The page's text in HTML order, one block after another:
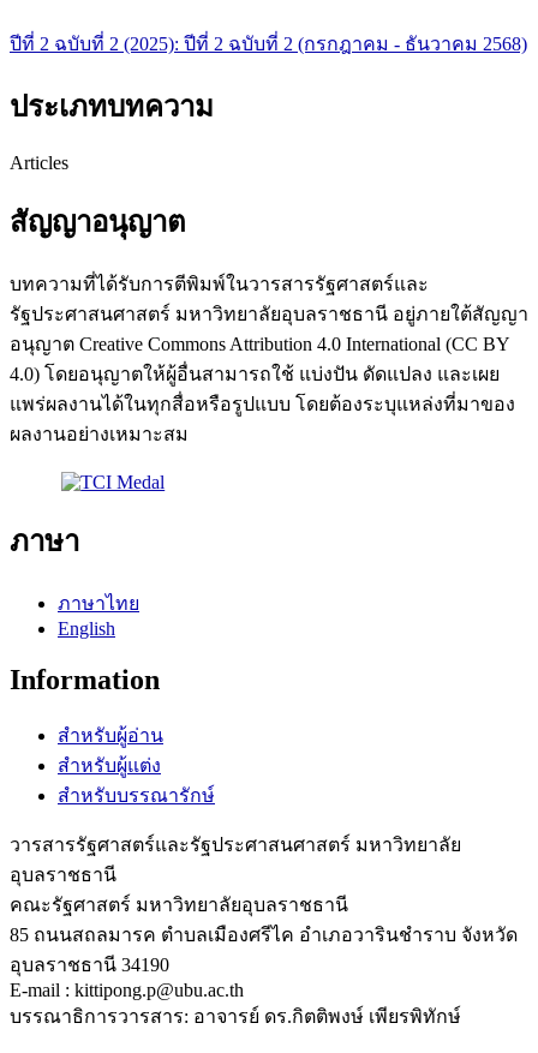
ปีที่ 2 ฉบับที่ 2 (2025): ปีที่ 2 ฉบับที่ 2 (กรกฎาคม - ธันวาคม 2568)
ประเภทบทความ
Articles
สัญญาอนุญาต
บทความที่ได้รับการตีพิมพ์ในวารสารรัฐศาสตร์และ
รัฐประศาสนศาสตร์ มหาวิทยาลัยอุบลราชธานี อยู่ภายใต้สัญญา
อนุญาต Creative Commons Attribution 4.0 International (CC BY
4.0) โดยอนุญาตให้ผู้อื่นสามารถใช้ แบ่งปัน ดัดแปลง และเผย
แพร่ผลงานได้ในทุกสื่อหรือรูปแบบ โดยต้องระบุแหล่งที่มาของ
ผลงานอย่างเหมาะสม
ภาษา
ภาษาไทย
English
Information
สำหรับผู้อ่าน
สำหรับผู้แต่ง
สำหรับบรรณารักษ์
วารสารรัฐศาสตร์และรัฐประศาสนศาสตร์ มหาวิทยาลัย
อุบลราชธานี
คณะรัฐศาสตร์ มหาวิทยาลัยอุบลราชธานี
85 ถนนสถลมารค ตำบลเมืองศรีไค อำเภอวารินชำราบ จังหวัด
อุบลราชธานี 34190
E-mail : kittipong.p@ubu.ac.th
บรรณาธิการวารสาร: อาจารย์ ดร.กิตติพงษ์ เพียรพิทักษ์